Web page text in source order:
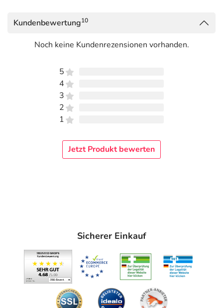
Kundenbewertung10
Noch keine Kundenrezensionen vorhanden.
5
4
3
2
1
Jetzt Produkt bewerten
Sicherer Einkauf